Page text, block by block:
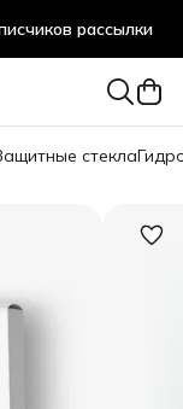
рассылки
стекла